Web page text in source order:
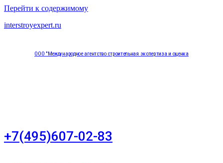
Перейти к содержимому
interstroyexpert.ru
ООО "Международное агентство строительная экспертиза и оценка
+7(495)607-02-83